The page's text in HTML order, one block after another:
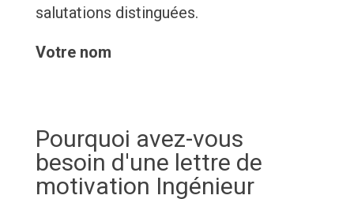
salutations distinguées.
Votre nom
Pourquoi avez-vous
besoin d'une lettre de
motivation Ingénieur